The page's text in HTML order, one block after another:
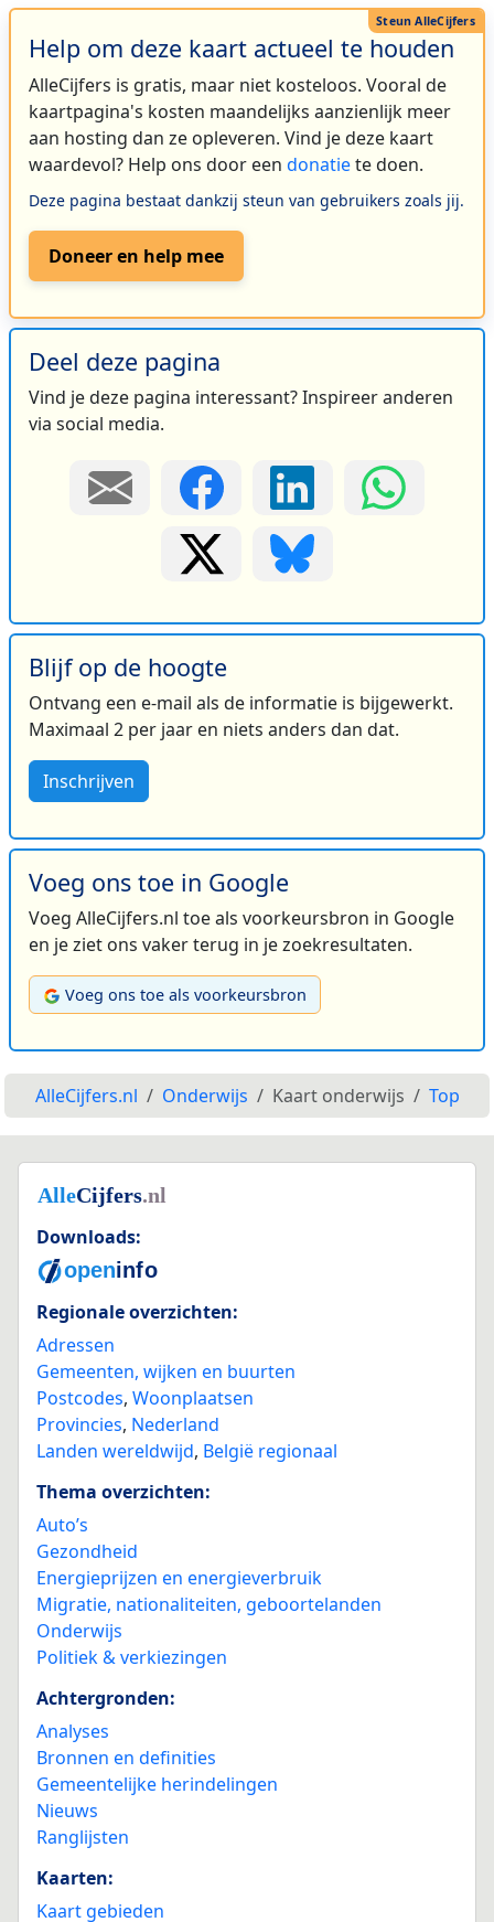
Help om deze kaart actueel te houden
AlleCijfers is gratis, maar niet kosteloos. Vooral de
kaartpagina's kosten maandelijks aanzienlijk meer
aan hosting dan ze opleveren. Vind je deze kaart
waardevol? Help ons door een donatiete doen.
Deze pagina bestaat dankzij steun van gebruikers zoals jij.
Doneer en help mee
Deel deze pagina
Vind je deze pagina interessant? Inspireer anderen
via social media.
Blijf op de hoogte
Ontvang een e-mail als de informatie is bijgewerkt.
Maximaal 2 per jaar en niets anders dan dat.
Inschrijven
Voeg ons toe in Google
Voeg AlleCijfers.nl toe als voorkeursbron in Google
en je ziet ons vaker terug in je zoekresultaten.
Voeg ons toe als voorkeursbron
AlleCijfers.nl Onderwijs Kaart onderwijs Top
Downloads:
Regionale overzichten:
Adressen
Gemeenten, wijken en buurten
Postcodes, Woonplaatsen
Provincies, Nederland
Landen wereldwijd, België regionaal
Thema overzichten:
Auto’s
Gezondheid
Energieprijzen en energieverbruik
Migratie, nationaliteiten, geboortelanden
Onderwijs
Politiek & verkiezingen
Achtergronden:
Analyses
Bronnen en definities
Gemeentelijke herindelingen
Nieuws
Ranglijsten
Kaarten:
Kaart gebieden